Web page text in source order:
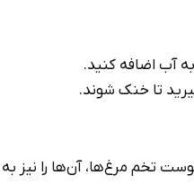
آب اضافه کنید.
تخم‌ مرغ‌ها، آن‌ها را نیز به